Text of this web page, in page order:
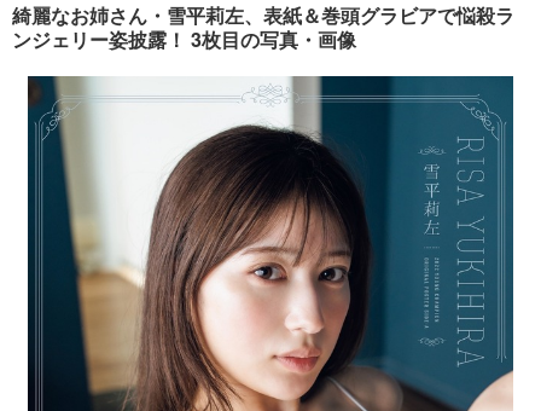
音楽 スポーツ
ペット ショッピング
その他
プッシュ通知の停止方法
綺麗なお姉さん・雪平莉左、表紙＆巻頭グラビアで悩殺ラ
ンジェリー姿披露！ 3枚目の写真・画像